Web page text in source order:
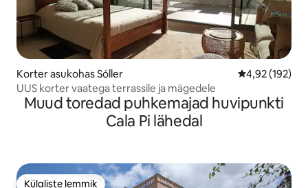
Korter asukohas Sóller Keskmine
4,92 (192)
UUS korter vaatega terrassile ja mägedele
Muud toredad puhkemajad huvipunkti
Cala Pi lähedal
Külaliste lemmik